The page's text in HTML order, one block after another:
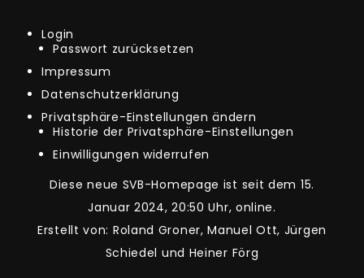
Login
Passwort zurücksetzen
Impressum
Datenschutzerklärung
Privatsphäre-Einstellungen ändern
Historie der Privatsphäre-Einstellungen
Einwilligungen widerrufen
Diese neue SVB-Homepage ist seit dem 15.
Januar 2024, 20:50 Uhr, online.
Erstellt von: Roland Groner, Manuel Ott, Jürgen
Schiedel und Heiner Förg